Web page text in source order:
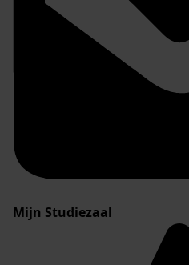
Mijn Studiezaal